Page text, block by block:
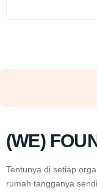
(WE)
Tentunya di setiap
rumah tangganya